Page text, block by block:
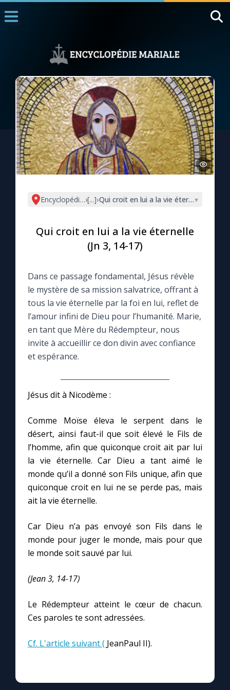
1000 Raisons de Croire
L'actualité de la semaine
La chaîne Youtube
La newsletter
La vidéo de la semaine
Le magazine
Le site internet
Questions-réponses
Prier au quotidien
Avec Thérèse de Lisieux
L'Évangile chaque jour
Les premiers samedis du mois
Marie qui défait les nœuds
Mes intentions de prière
Une Minute avec Marie
Une neuvaine
À la une
Encyclopédie mariale
›[...]›Qui croit en lui a la vie éternelle (Jn 3,
▾
Qui croit en lui a la vie éternelle
(Jn 3, 14-17)
Dans ce passage fondamental, Jésus révèle
le mystère de sa mission salvatrice, offrant à
tous la vie éternelle par la foi en lui, reflet de
l’amour infini de Dieu pour l’humanité. Marie,
en tant que Mère du Rédempteur, nous
invite à accueillir ce don divin avec confiance
et espérance.
Jésus dit à Nicodème :
Comme Moïse éleva le serpent dans le
désert, ainsi faut-il que soit élevé le Fils de
l’homme, afin que quiconque croit ait par lui
la vie éternelle. Car Dieu a tant aimé le
monde qu’il a donné son Fils unique, afin que
quiconque croit en lui ne se perde pas, mais
ait la vie éternelle.
Car Dieu n’a pas envoyé son Fils dans le
monde pour juger le monde, mais pour que
le monde soit sauvé par lui.
(Jean 3, 14-17)
Le Rédempteur atteint le cœur de chacun.
Ces paroles te sont adressées.
Cf. L'article suivant ( JeanPaul II).